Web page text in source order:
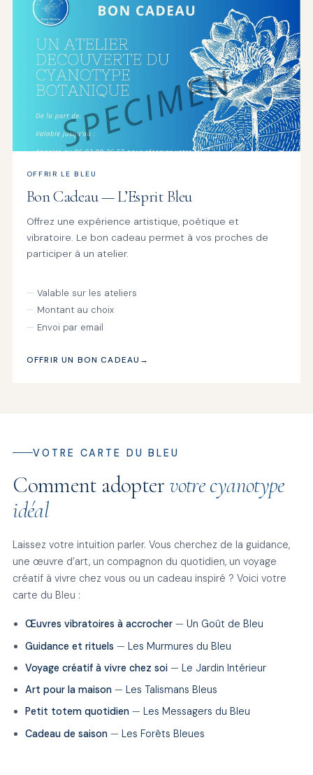
OFFRIR LE BLEU
Bon Cadeau — L’Esprit Bleu
Offrez une expérience artistique, poétique et
vibratoire. Le bon cadeau permet à vos proches de
participer à un atelier.
Valable sur les ateliers
Montant au choix
Envoi par email
OFFRIR UN BON CADEAU
VOTRE CARTE DU BLEU
Comment adoptervotre cyanotype
idéal
Laissez votre intuition parler. Vous cherchez de la guidance,
une œuvre d’art, un compagnon du quotidien, un voyage
créatif à vivre chez vous ou un cadeau inspiré ? Voici votre
carte du Bleu :
Œuvres vibratoires à accrocher— Un Goût de Bleu
Guidance et rituels — Les Murmures du Bleu
Voyage créatif à vivre chez soi— Le Jardin Intérieur
Art pour la maison— Les Talismans Bleus
Petit totem quotidien— Les Messagers du Bleu
Cadeau de saison— Les Forêts Bleues